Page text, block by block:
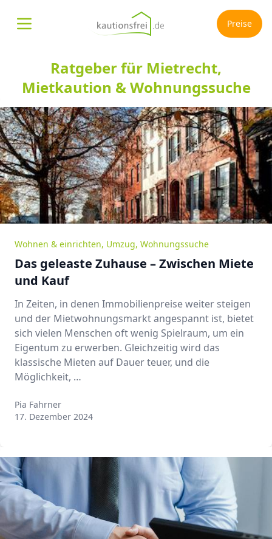
Menü öffnen Preise
Ratgeber für Mietrecht,
Mietkaution & Wohnungssuche
Wohnen & einrichten, Umzug, Wohnungssuche
Das geleaste Zuhause – Zwischen Miete
und Kauf
In Zeiten, in denen Immobilienpreise weiter steigen
und der Mietwohnungsmarkt angespannt ist, bietet
sich vielen Menschen oft wenig Spielraum, um ein
Eigentum zu erwerben. Gleichzeitig wird das
klassische Mieten auf Dauer teuer, und die
Möglichkeit, …
Pia Fahrner
Pia Fahrner
17. Dezember 2024